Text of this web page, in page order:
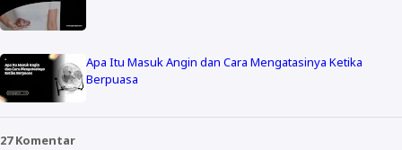
Apa Itu Masuk Angin dan Cara Mengatasinya Ketika
Berpuasa
27 Komentar